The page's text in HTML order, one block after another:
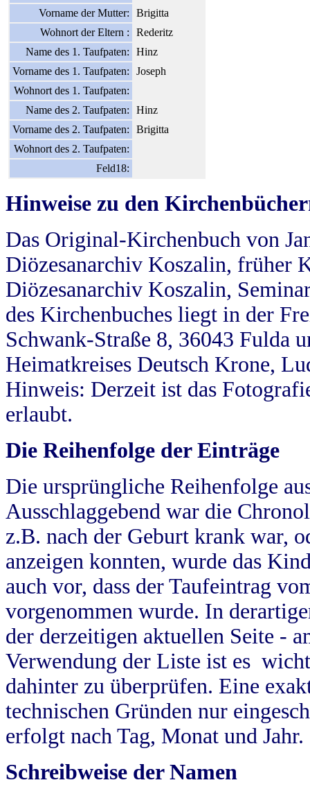
Vorname der Mutter:
Brigitta
Wohnort der Eltern :
Rederitz
Name des 1. Taufpaten:
Hinz
Vorname des 1. Taufpaten:
Joseph
Wohnort des 1. Taufpaten:
Name des 2. Taufpaten:
Hinz
Vorname des 2. Taufpaten:
Brigitta
Wohnort des 2. Taufpaten:
Feld18:
Hinweise zu den
Das Original-Kirchenbuch von
Diözesanarchiv Koszalin, früher
Diözesanarchiv Koszalin,
des Kirchenbuches liegt in der
Schwank-Straße 8, 36043 Fulda
Heimatkreises Deutsch Krone,
Hinweis: Derzeit ist das
erlaubt.
Die Reihenfolge der Einträge
Die ursprüngliche Reihenfolge
Ausschlaggebend war die
z.B. nach der Geburt krank war,
anzeigen konnten, wurde das
auch vor, dass der Taufeintrag
vorgenommen wurde. In
der derzeitigen aktuellen Seite -
Verwendung der Liste ist es
dahinter zu überprüfen. Eine
technischen Gründen nur
erfolgt nach Tag, Monat und Jahr.
Schreibweise der Namen